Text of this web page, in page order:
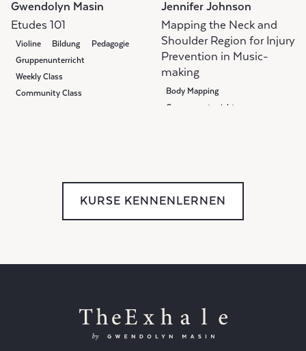
Gwendolyn Masin
Etudes 101
Violine Bildung
Pedagogie
Gruppenunterricht
Weekly Class
Community Class
Jennifer Johnson
Mapping the Neck and
Shoulder Region for Injury
Prevention in Music-
making
Body Mapping
Gruppenunterricht
KURSE KENNENLERNEN